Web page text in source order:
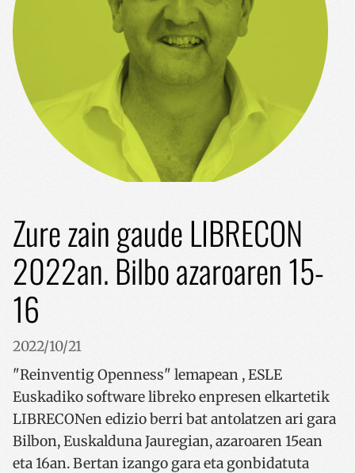
Zure zain gaude LIBRECON
2022an. Bilbo azaroaren 15-
16
2022/10/21
"Reinventig Openness" lemapean , ESLE
Euskadiko software libreko enpresen elkartetik
LIBRECONen edizio berri bat antolatzen ari gara
Bilbon, Euskalduna Jauregian, azaroaren 15ean
eta 16an. Bertan izango gara eta gonbidatuta